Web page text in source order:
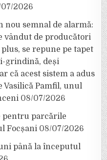
2026
semnal de alarmă:
vândut de producători
se repune pe tapet
grindină, deși
că acest sistem a adus
Vasilică Pamfil, unul
08/07/2026
pentru parcările
Focșani 08/07/2026
până la începutul